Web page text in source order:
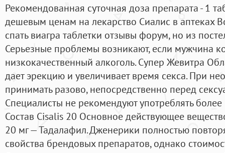
Рекомендованная суточная доза препарата - 1
дешевым ценам на лекарство Сиалис в аптеках
спать виагра таблетки отзывы форум, но из
Серьезные проблемы возникают, если мужчина
низкокачественный алкоголь. Супер Жевитра
дает эрекцию и увеличивает время секса. При
принимать разово, непосредственно перед
Специалисты не рекомендуют употреблять более
Состав Cisalis 20 Основное действующее
20 мг — Тадалафил. Дженерики полностью
свойства брендовых препаратов, однако